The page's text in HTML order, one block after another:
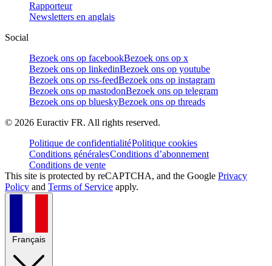
Rapporteur
Newsletters en anglais
Social
Bezoek ons op facebookBezoek ons op x
Bezoek ons op linkedinBezoek ons op youtube
Bezoek ons op rss-feedBezoek ons op instagram
Bezoek ons op mastodonBezoek ons op telegram
Bezoek ons op blueskyBezoek ons op threads
© 2026 Euractiv FR. All rights reserved.
Politique de confidentialitéPolitique cookies
Conditions généralesConditions d’abonnement
Conditions de vente
This site is protected by reCAPTCHA, and the Google Privacy
Policy and Terms of Service apply.
Français